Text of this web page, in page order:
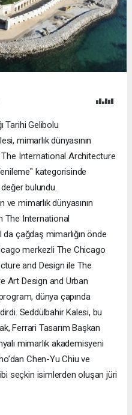
Tarihi Gelibolu
mimarlık dünyasının
The International Architecture
kategorisinde
bulundu.
ve mimarlık dünyasının
The International
çağdaş mimarlığın önde
merkezli The Chicago
and Design ile The
Art Design and Urban
dünya çapında
Seddülbahir Kalesi, bu
Ferrari Tasarım Başkan
mimarlık akademisyeni
Chen-Yu Chiu ve
seçkin isimlerden oluşan jüri